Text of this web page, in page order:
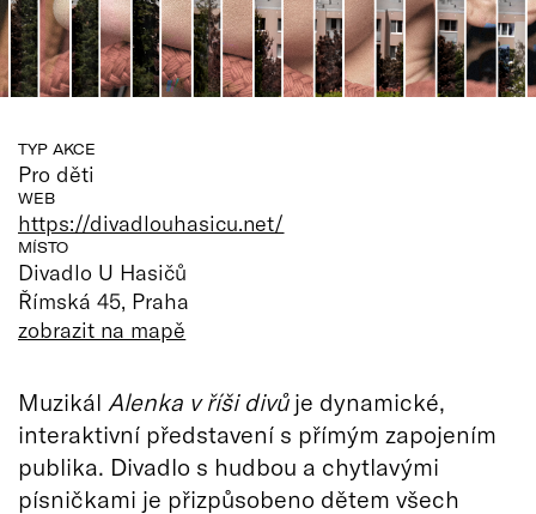
TYP AKCE
Pro děti
WEB
https://divadlouhasicu.net/
MÍSTO
Divadlo U Hasičů
Římská 45, Praha
zobrazit na mapě
Muzikál Alenka v říši divůje dynamické,
interaktivní představení s přímým zapojením
publika. Divadlo s hudbou a chytlavými
písničkami je přizpůsobeno dětem všech